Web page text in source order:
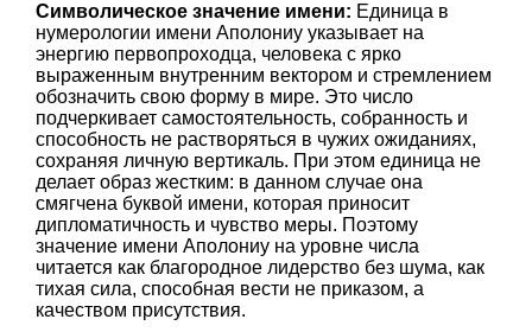
Символическое значение имени: Единица в
нумерологии имени Аполониу указывает на
энергию первопроходца, человека с ярко
выраженным внутренним вектором и стремлением
обозначить свою форму в мире. Это число
подчеркивает самостоятельность, собранность и
способность не растворяться в чужих ожиданиях,
сохраняя личную вертикаль. При этом единица не
делает образ жестким: в данном случае она
смягчена буквой имени, которая приносит
дипломатичность и чувство меры. Поэтому
значение имени Аполониу на уровне числа
читается как благородное лидерство без шума, как
тихая сила, способная вести не приказом, а
качеством присутствия.